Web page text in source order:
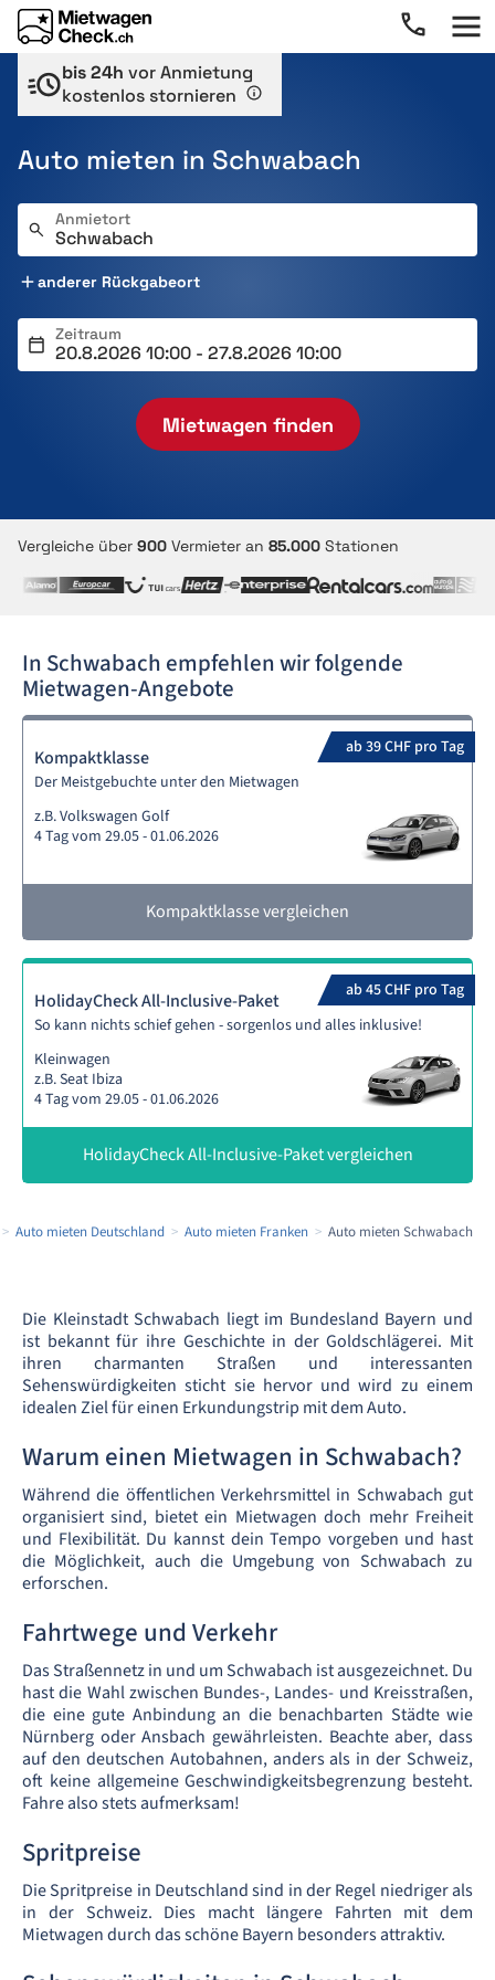
bis 24h vor Anmietung
kostenlos stornieren
Auto mieten in Schwabach
Anmietort
anderer Rückgabeort
Zeitraum
Mietwagen finden
Vergleiche über 900 Vermieter an 85.000 Stationen
In Schwabach empfehlen wir folgende
Mietwagen-Angebote
ab 39 CHF pro Tag
Kompaktklasse
Der Meistgebuchte unter den Mietwagen
z.B. Volkswagen Golf
4 Tag vom 29.05 - 01.06.2026
Kompaktklasse vergleichen
ab 45 CHF pro Tag
HolidayCheck All-Inclusive-Paket
So kann nichts schief gehen - sorgenlos und alles inklusive!
Kleinwagen
z.B. Seat Ibiza
4 Tag vom 29.05 - 01.06.2026
HolidayCheck All-Inclusive-Paket vergleichen
Auto mieten Deutschland Auto mieten Franken Auto mieten Schwabach
Die Kleinstadt Schwabach liegt im Bundesland Bayern und
ist bekannt für ihre Geschichte in der Goldschlägerei. Mit
ihren charmanten Straßen und interessanten
Sehenswürdigkeiten sticht sie hervor und wird zu einem
idealen Ziel für einen Erkundungstrip mit dem Auto.
Warum einen Mietwagen in Schwabach?
Während die öffentlichen Verkehrsmittel in Schwabach gut
organisiert sind, bietet ein Mietwagen doch mehr Freiheit
und Flexibilität. Du kannst dein Tempo vorgeben und hast
die Möglichkeit, auch die Umgebung von Schwabach zu
erforschen.
Fahrtwege und Verkehr
Das Straßennetz in und um Schwabach ist ausgezeichnet. Du
hast die Wahl zwischen Bundes-, Landes- und Kreisstraßen,
die eine gute Anbindung an die benachbarten Städte wie
Nürnberg oder Ansbach gewährleisten. Beachte aber, dass
auf den deutschen Autobahnen, anders als in der Schweiz,
oft keine allgemeine Geschwindigkeitsbegrenzung besteht.
Fahre also stets aufmerksam!
Spritpreise
Die Spritpreise in Deutschland sind in der Regel niedriger als
in der Schweiz. Dies macht längere Fahrten mit dem
Mietwagen durch das schöne Bayern besonders attraktiv.